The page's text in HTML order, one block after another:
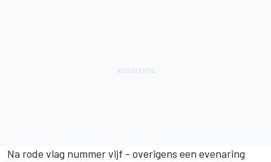
Na rode vlag nummer vijf - overigens een evenaring